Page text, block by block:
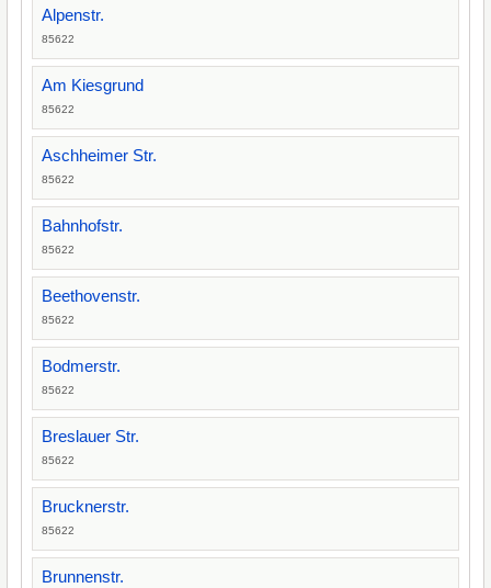
Alpenstr.
85622
Am Kiesgrund
85622
Aschheimer Str.
85622
Bahnhofstr.
85622
Beethovenstr.
85622
Bodmerstr.
85622
Breslauer Str.
85622
Brucknerstr.
85622
Brunnenstr.